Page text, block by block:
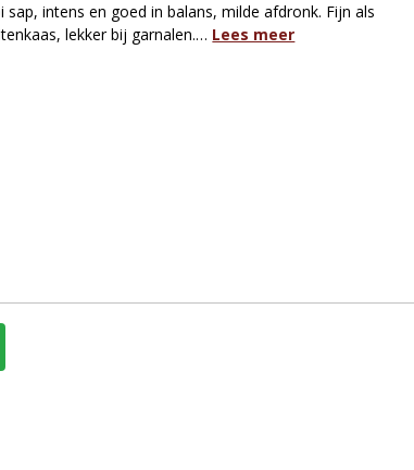
intens en goed in balans, milde afdronk. Fijn als
lekker bij garnalen.… Lees meer